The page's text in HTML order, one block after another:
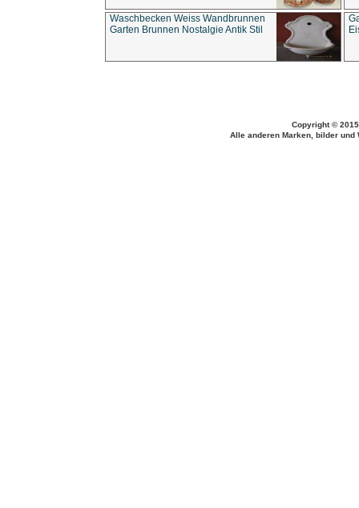
Waschbecken Weiss Wandbrunnen
Garten Brunnen Nostalgie Antik Stil
Copyright ©
Alle anderen Marken, bilder und